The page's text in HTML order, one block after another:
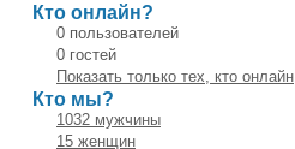
Кто онлайн?
0 пользователей
0 гостей
Показать только тех, кто онлайн
Кто мы?
1032 мужчины
15 женщин